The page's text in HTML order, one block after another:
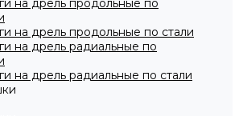
на дрель продольные по
на дрель продольные по стали
на дрель радиальные по
на дрель радиальные по стали